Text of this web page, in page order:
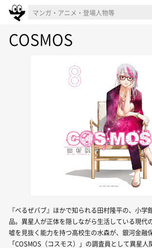
COSMOS
『べるぜバブ』ほかで知られる田村隆平の、小学
品。異星人が正体を隠しながら生活している現代
嘘を見抜く能力を持つ高校生の水森が、銀河金融
「COSMOS（コスモス）」の調査員として異星